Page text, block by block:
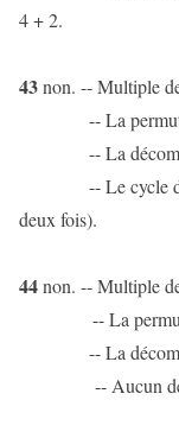
4 + 2.
43non. -- Multiple
-- La
-- La
-- Le cycle de 3
deux fois).
44non. -- Multiple
-- La
-- La
-- Aucun des